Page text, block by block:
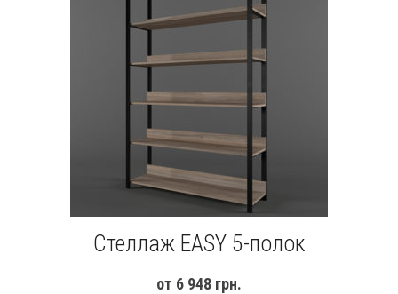
Стеллаж EASY 5-полок
от 6 948 грн.